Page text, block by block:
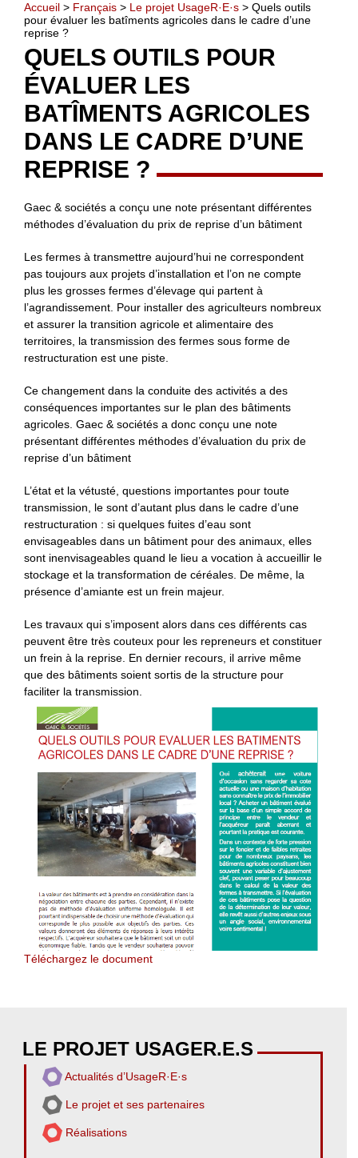
Accueil > Français > Le projet UsageR·E·s > Quels outils
pour évaluer les batîments agricoles dans le cadre d’une
reprise ?
QUELS OUTILS POUR
ÉVALUER LES
BATÎMENTS AGRICOLES
DANS LE CADRE D’UNE
REPRISE ?
Gaec & sociétés a conçu une note présentant différentes
méthodes d’évaluation du prix de reprise d’un bâtiment
Les fermes à transmettre aujourd’hui ne correspondent
pas toujours aux projets d’installation et l’on ne compte
plus les grosses fermes d’élevage qui partent à
l’agrandissement. Pour installer des agriculteurs nombreux
et assurer la transition agricole et alimentaire des
territoires, la transmission des fermes sous forme de
restructuration est une piste.
Ce changement dans la conduite des activités a des
conséquences importantes sur le plan des bâtiments
agricoles. Gaec & sociétés a donc conçu une note
présentant différentes méthodes d’évaluation du prix de
reprise d’un bâtiment
L’état et la vétusté, questions importantes pour toute
transmission, le sont d’autant plus dans le cadre d’une
restructuration : si quelques fuites d’eau sont
envisageables dans un bâtiment pour des animaux, elles
sont inenvisageables quand le lieu a vocation à accueillir le
stockage et la transformation de céréales. De même, la
présence d’amiante est un frein majeur.
Les travaux qui s’imposent alors dans ces différents cas
peuvent être très couteux pour les repreneurs et constituer
un frein à la reprise. En dernier recours, il arrive même
que des bâtiments soient sortis de la structure pour
faciliter la transmission.
Téléchargez le document
LE PROJET USAGER.E.S
Actualités d’UsageR·E·s
Le projet et ses partenaires
Réalisations